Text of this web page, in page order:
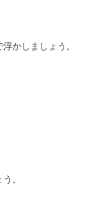
かしましょう。
。